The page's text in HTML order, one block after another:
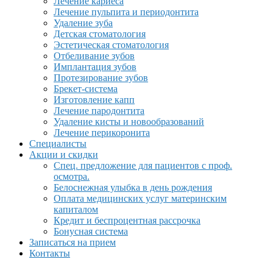
Лечение пульпита и периодонтита
Удаление зуба
Детская стоматология
Эстетическая стоматология
Отбеливание зубов
Имплантация зубов
Протезирование зубов
Брекет-система
Изготовление капп
Лечение пародонтита
Удаление кисты и новообразований
Лечение перикоронита
Специалисты
Акции и скидки
Спец. предложение для пациентов с проф.
осмотра.
Белоснежная улыбка в день рождения
Оплата медицинских услуг материнским
капиталом
Кредит и беспроцентная рассрочка
Бонусная система
Записаться на прием
Контакты